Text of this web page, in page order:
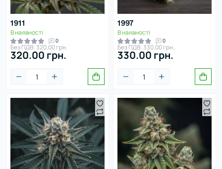
1911
В наявності
0
Без ПДВ: 320.00 грн.
320.00 грн.
1997
В наявності
0
Без ПДВ: 330.00 грн.
330.00 грн.